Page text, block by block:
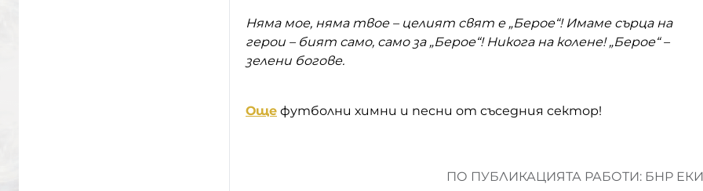
Няма мое, няма твое – целият свят е „Берое“! Имаме сърца на
герои – бият само, само за „Берое“! Никога на колене! „Берое“ –
зелени богове.
Още футболни химни и песни от съседния сектор!
ПО ПУБЛИКАЦИЯТА РАБОТИ: БНР